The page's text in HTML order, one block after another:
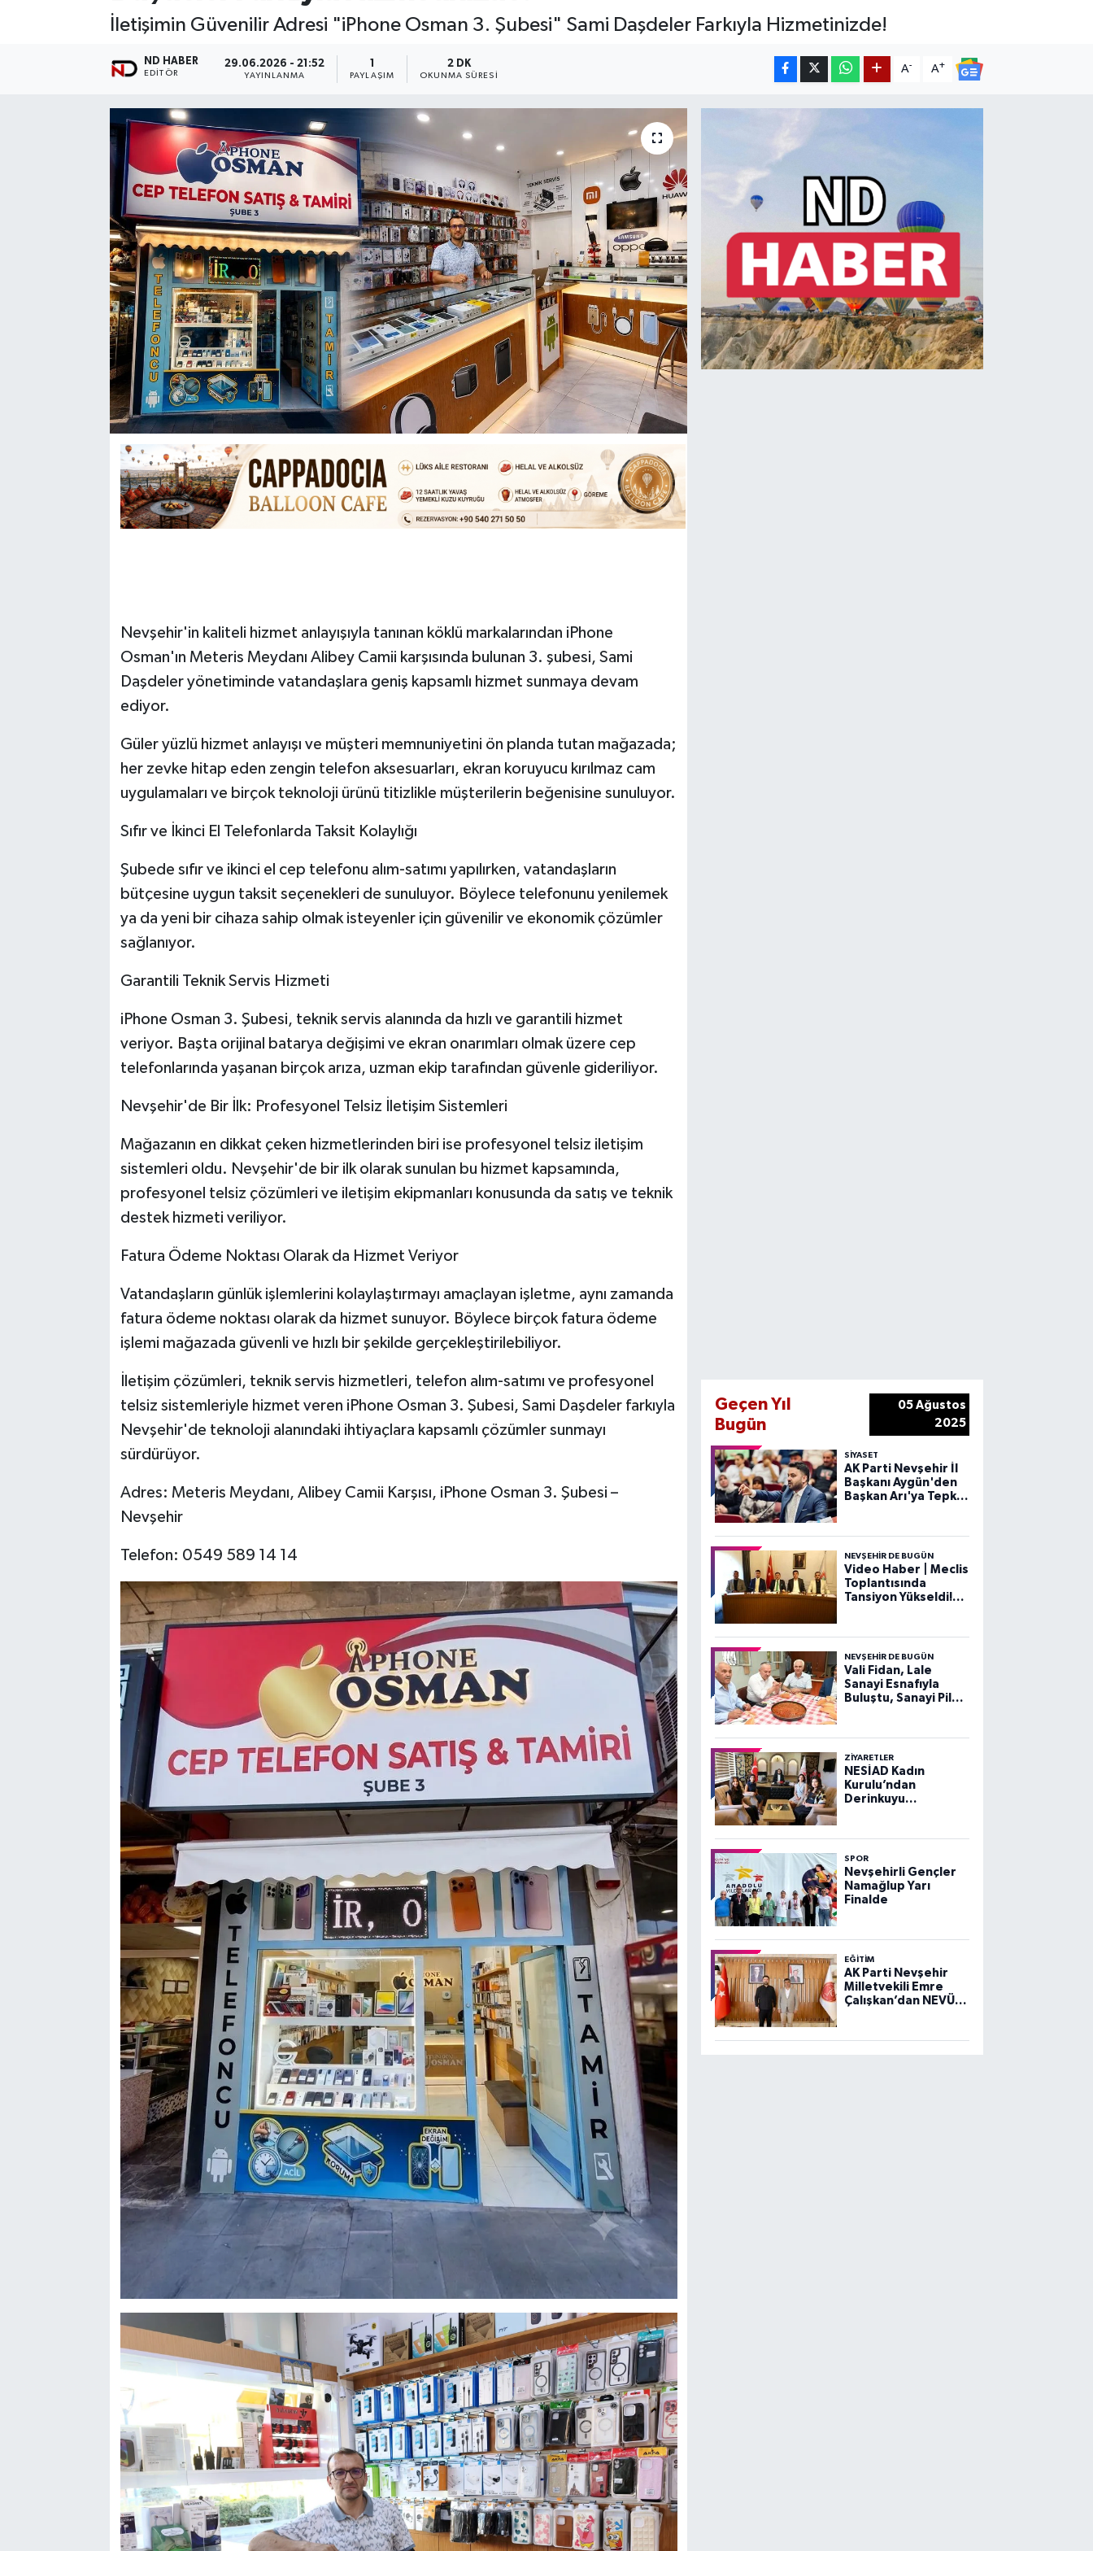
İletişimin Güvenilir Adresi "iPhone Osman 3. Şubesi" Sami Daşdeler Farkıyla Hizmetinizde!
ND HABER
EDITÖR
29.06.2026 - 21:52
YAYINLANMA
1
PAYLAŞIM
2 DK
OKUNMA SÜRESI
A- A+
Nevşehir'in kaliteli hizmet anlayışıyla tanınan köklü markalarından iPhone
Osman'ın Meteris Meydanı Alibey Camii karşısında bulunan 3. şubesi, Sami
Daşdeler yönetiminde vatandaşlara geniş kapsamlı hizmet sunmaya devam
ediyor.
Güler yüzlü hizmet anlayışı ve müşteri memnuniyetini ön planda tutan mağazada;
her zevke hitap eden zengin telefon aksesuarları, ekran koruyucu kırılmaz cam
uygulamaları ve birçok teknoloji ürünü titizlikle müşterilerin beğenisine sunuluyor.
Sıfır ve İkinci El Telefonlarda Taksit Kolaylığı
Şubede sıfır ve ikinci el cep telefonu alım-satımı yapılırken, vatandaşların
bütçesine uygun taksit seçenekleri de sunuluyor. Böylece telefonunu yenilemek
ya da yeni bir cihaza sahip olmak isteyenler için güvenilir ve ekonomik çözümler
sağlanıyor.
Garantili Teknik Servis Hizmeti
iPhone Osman 3. Şubesi, teknik servis alanında da hızlı ve garantili hizmet
veriyor. Başta orijinal batarya değişimi ve ekran onarımları olmak üzere cep
telefonlarında yaşanan birçok arıza, uzman ekip tarafından güvenle gideriliyor.
Nevşehir'de Bir İlk: Profesyonel Telsiz İletişim Sistemleri
Mağazanın en dikkat çeken hizmetlerinden biri ise profesyonel telsiz iletişim
sistemleri oldu. Nevşehir'de bir ilk olarak sunulan bu hizmet kapsamında,
profesyonel telsiz çözümleri ve iletişim ekipmanları konusunda da satış ve teknik
destek hizmeti veriliyor.
Fatura Ödeme Noktası Olarak da Hizmet Veriyor
Vatandaşların günlük işlemlerini kolaylaştırmayı amaçlayan işletme, aynı zamanda
fatura ödeme noktası olarak da hizmet sunuyor. Böylece birçok fatura ödeme
işlemi mağazada güvenli ve hızlı bir şekilde gerçekleştirilebiliyor.
İletişim çözümleri, teknik servis hizmetleri, telefon alım-satımı ve profesyonel
telsiz sistemleriyle hizmet veren iPhone Osman 3. Şubesi, Sami Daşdeler farkıyla
Nevşehir'de teknoloji alanındaki ihtiyaçlara kapsamlı çözümler sunmayı
sürdürüyor.
Adres: Meteris Meydanı, Alibey Camii Karşısı, iPhone Osman 3. Şubesi –
Nevşehir
Telefon: 0549 589 14 14
Geçen Yıl
Bugün
05 Ağustos
2025
SIYASET
AK Parti Nevşehir İl
Başkanı Aygün'den
Başkan Arı'ya Tepki:
NEVŞEHIR DE BUGÜN
Video Haber | Meclis
Toplantısında
Tansiyon Yükseldi!
NEVŞEHIR DE BUGÜN
Vali Fidan, Lale
Sanayi Esnafıyla
Buluştu, Sanayi Pilavı
ZIYARETLER
NESİAD Kadın
Kurulu’ndan
Derinkuyu
SPOR
Nevşehirli Gençler
Namağlup Yarı
Finalde
EĞITIM
AK Parti Nevşehir
Milletvekili Emre
Çalışkan’dan NEVÜ